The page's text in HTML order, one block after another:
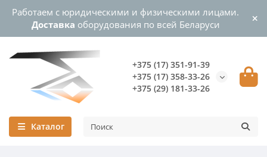
Работаем с юридическими и физическими лицами.
Доставка оборудования по всей Беларуси
+375 (17) 351-91-39
+375 (17) 358-33-26
+375 (29) 181-33-26
Каталог